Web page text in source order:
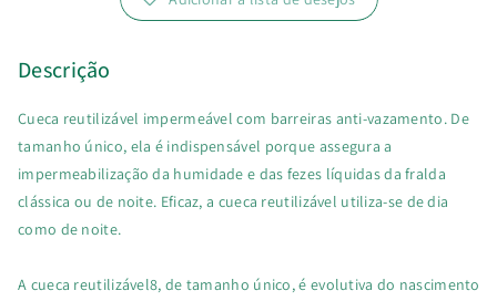
Descrição
Cueca reutilizável impermeável com barreiras anti-vazamento. De
tamanho único, ela é indispensável porque assegura a
impermeabilização da humidade e das fezes líquidas da fralda
clássica ou de noite. Eficaz, a cueca reutilizável utiliza-se de dia
como de noite.
A cueca reutilizável8, de tamanho único, é evolutiva do nascimento